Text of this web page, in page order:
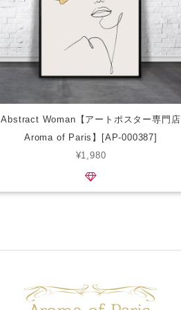
Abstract Woman【アートポスター専門店
Aroma of Paris】[AP-000387]
¥1,980